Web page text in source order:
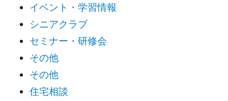
イベント・学習情報
シニアクラブ
セミナー・研修会
その他
その他
住宅相談